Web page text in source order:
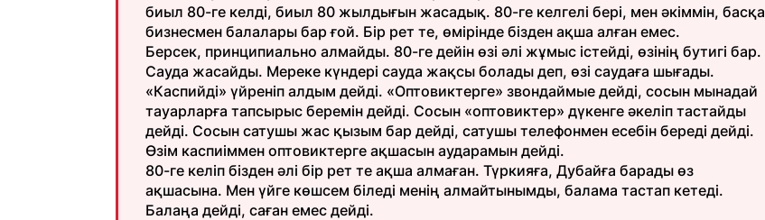
биыл 80-ге келді, биыл 80 жылдығын жасадық. 80-ге келгелі бері, мен әкіммін, басқа
бизнесмен балалары бар ғой. Бір рет те, өмірінде бізден ақша алған емес.
Берсек, принципиально алмайды. 80-ге дейін өзі әлі жұмыс істейді, өзінің бутигі бар.
Сауда жасайды. Мереке күндері сауда жақсы болады деп, өзі саудаға шығады.
«Каспийді» үйреніп алдым дейді. «Оптовиктерге» звондаймые дейді, сосын мынадай
тауарларға тапсырыс беремін дейді. Сосын «оптовиктер» дүкенге әкеліп тастайды
дейді. Сосын сатушы жас қызым бар дейді, сатушы телефонмен есебін береді дейді.
Өзім каспиіммен оптовиктерге ақшасын аударамын дейді.
80-ге келіп бізден әлі бір рет те ақша алмаған. Түркияға, Дубайға барады өз
ақшасына. Мен үйге көшсем біледі менің алмайтынымды, балама тастап кетеді.
Балаңа дейді, саған емес дейді.